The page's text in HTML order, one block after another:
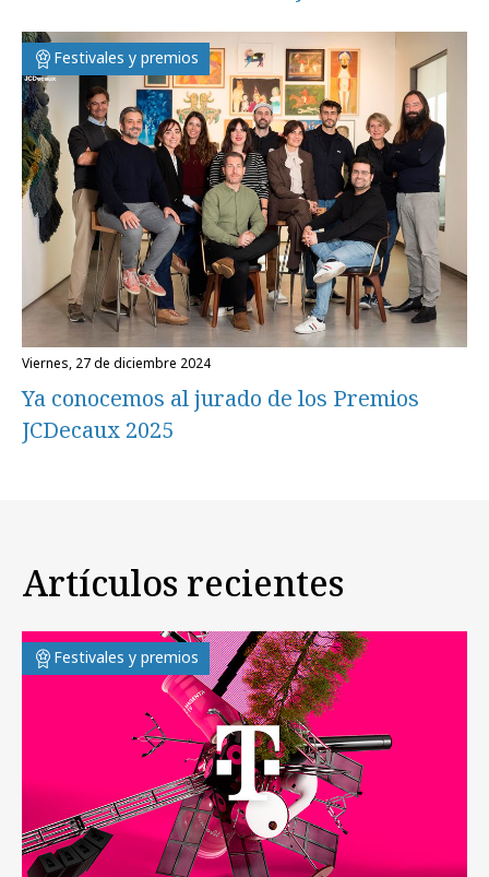
Festivales y premios
viernes, 27 de diciembre 2024
Ya conocemos al jurado de los Premios
JCDecaux 2025
Artículos recientes
Festivales y premios